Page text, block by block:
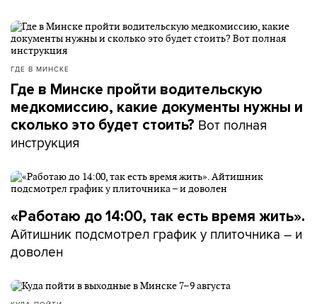
ГДЕ В МИНСКЕ
Где в Минске пройти водительскую
медкомиссию, какие документы нужны и
сколько это будет стоить? Вот полная
инструкция
«Работаю до 14:00, так есть время жить».
Айтишник подсмотрел график у плиточника – и
доволен